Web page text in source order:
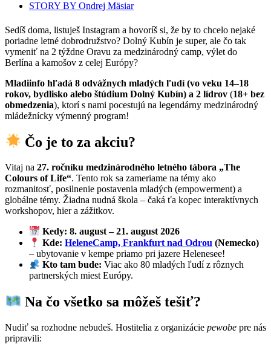
STORY BY Ondrej Mäsiar
Sedíš doma, listuješ Instagram a hovoríš si, že by to chcelo nejaké
poriadne letné dobrodružstvo? Dolný Kubín je super, ale čo tak
vymeniť na 2 týždne Oravu za medzinárodný camp, výlet do
Berlína a kamošov z celej Európy?
Mladiinfo hľadá 8 odvážnych mladých ľudí (vo veku 14–18
rokov, bydlisko alebo štúdium Dolný Kubín) a 2 lídrov (18+ bez
obmedzenia), ktorí s nami pocestujú na legendárny medzinárodný
mládežnícky výmenný program!
Čo je to za akciu?
Vitaj na 27. ročníku medzinárodného letného tábora „The
Colours of Life“. Tento rok sa zameriame na témy ako
rozmanitosť, posilnenie postavenia mladých (empowerment) a
globálne témy. Žiadna nudná škola – čaká ťa kopec interaktívnych
workshopov, hier a zážitkov.
Kedy: 8. august – 21. august 2026
Kde: HeleneCamp, Frankfurt nad Odrou (Nemecko)
– ubytovanie v kempe priamo pri jazere Helenesee!
Kto tam bude: Viac ako 80 mladých ľudí z rôznych
partnerských miest Európy.
Na čo všetko sa môžeš tešiť?
Nudiť sa rozhodne nebudeš. Hostitelia z organizácie pewobe pre nás
pripravili: